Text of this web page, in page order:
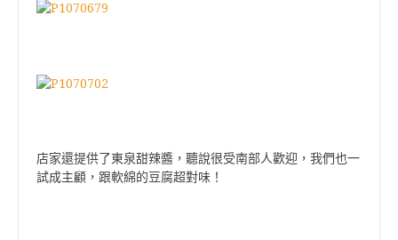
店家還提供了東泉甜辣醬，聽說很受南部人歡迎，我們也一
試成主顧，跟軟綿的豆腐超對味！